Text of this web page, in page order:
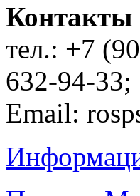
Контакты
тел.: +7
632-94-33;
Email: